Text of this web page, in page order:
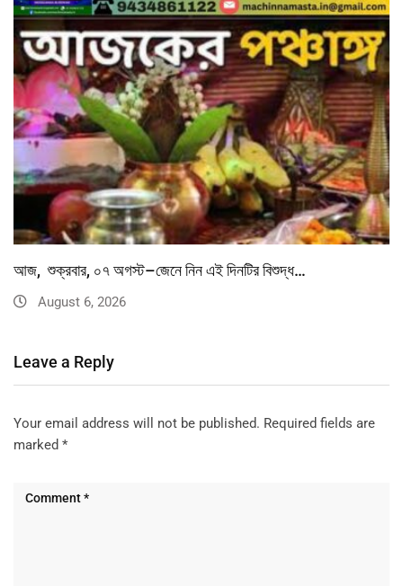
আজ, শুক্রবার, ০৭ অগস্ট–জেনে নিন এই দিনটির বিশুদ্ধ…
August 6, 2026
Leave a Reply
Your email address will not be published. Required fields are
marked *